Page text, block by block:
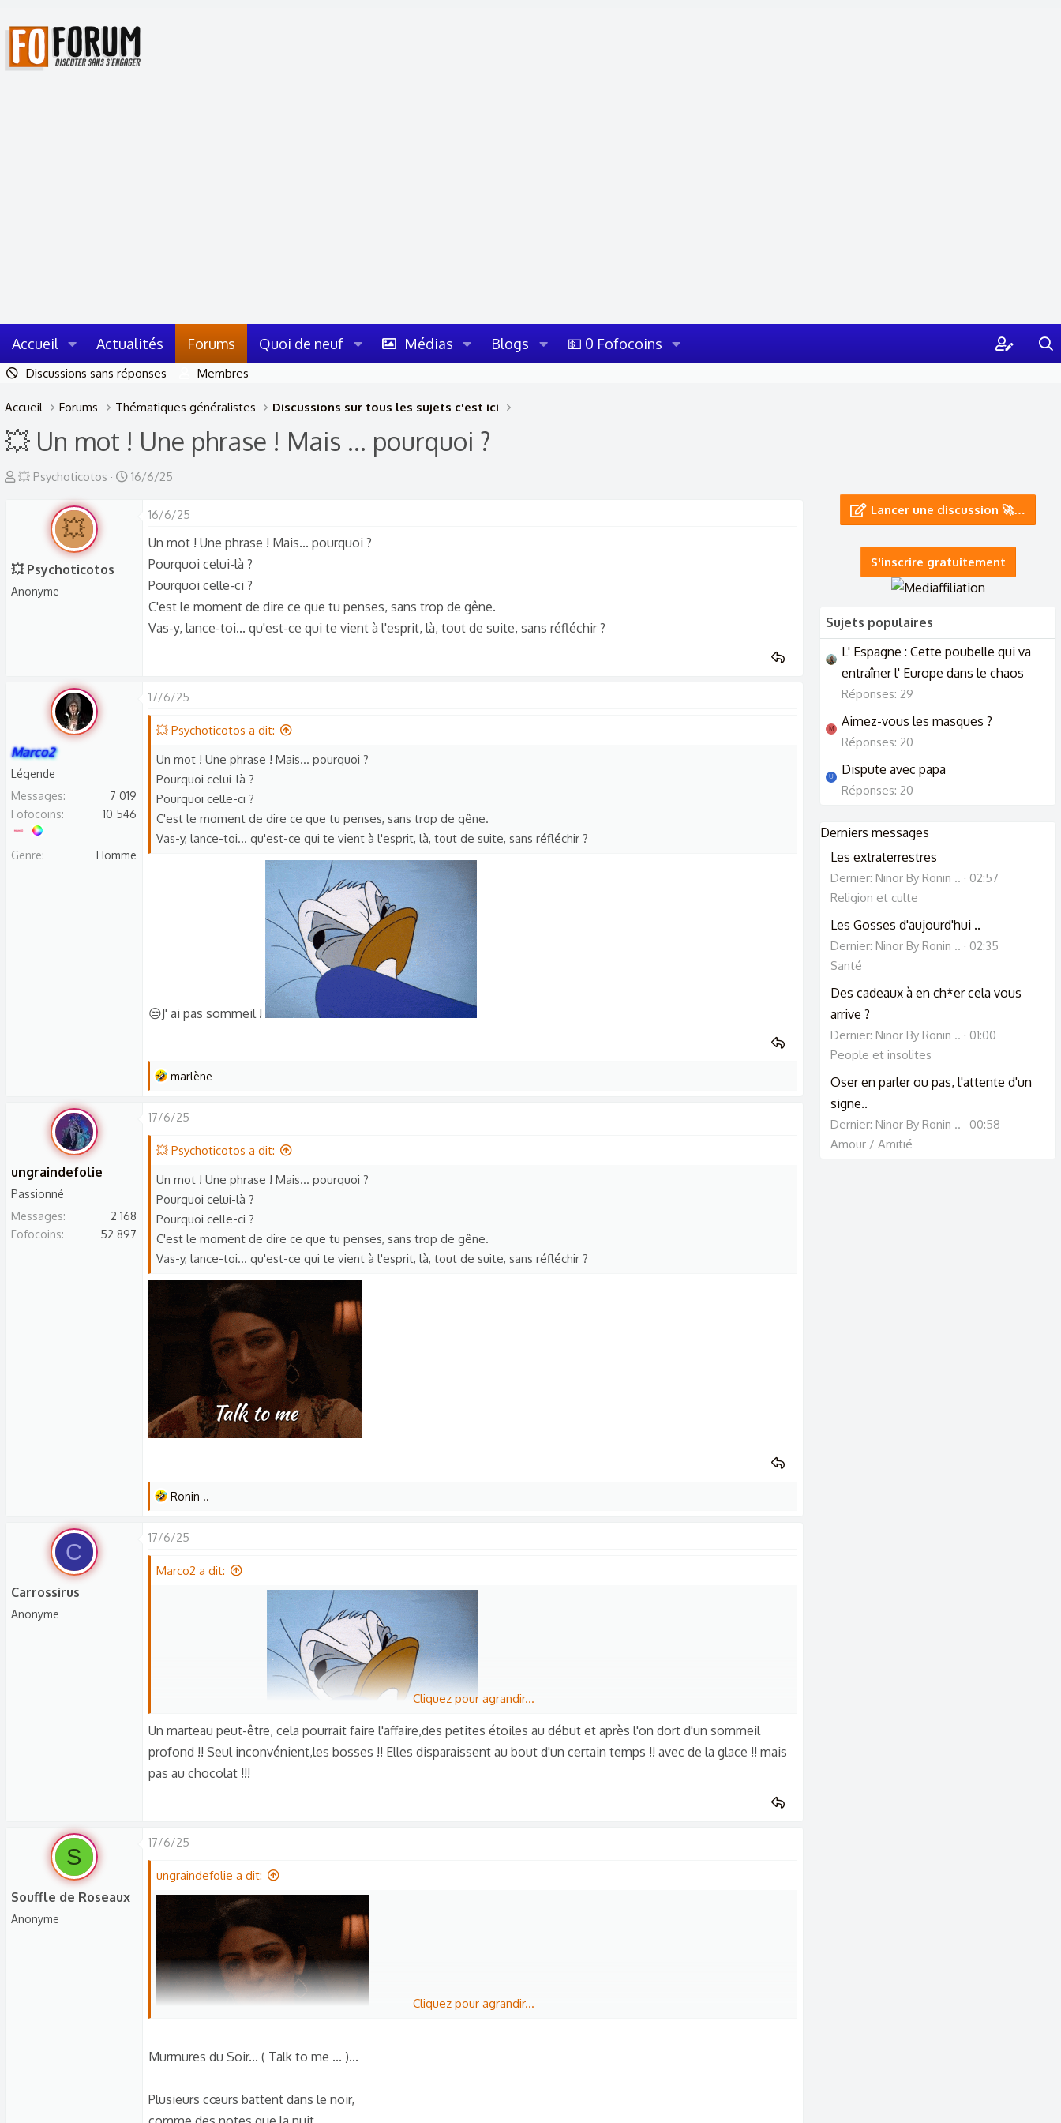
Accueil Actualités Forums Quoi de neuf Médias Blogs 💵 0 Fofocoins
Discussions sans réponses Membres
Accueil Forums Thématiques généralistes Discussions sur tous les sujets c'est ici
💥 Un mot ! Une phrase ! Mais ... pourquoi ?
A
r
d
u
s
s
i
o
n
💥 Psychoticotos
D
16/6/25
💥
💥 Psychoticotos
Anonyme
16/6/25
Un mot ! Une phrase ! Mais... pourquoi ?
Pourquoi celui-là ?
Pourquoi celle-ci ?
C'est le moment de dire ce que tu penses, sans trop de gêne.
Vas-y, lance-toi... qu'est-ce qui te vient à l'esprit, là, tout de suite, sans réfléchir ?
Marco2
Légende
Messages
7 019
Fofocoins
10 546
Genre Homme
17/6/25
💥 Psychoticotos a dit:
Un mot ! Une phrase ! Mais... pourquoi ?
Pourquoi celui-là ?
Pourquoi celle-ci ?
C'est le moment de dire ce que tu penses, sans trop de gêne.
Vas-y, lance-toi... qu'est-ce qui te vient à l'esprit, là, tout de suite, sans réfléchir ?
😒J' ai pas sommeil !
L
s
é
c
t
i
o
n
marlène
ungraindefolie
Passionné
Messages
2 168
Fofocoins
52 897
17/6/25
💥 Psychoticotos a dit:
Un mot ! Une phrase ! Mais... pourquoi ?
Pourquoi celui-là ?
Pourquoi celle-ci ?
C'est le moment de dire ce que tu penses, sans trop de gêne.
Vas-y, lance-toi... qu'est-ce qui te vient à l'esprit, là, tout de suite, sans réfléchir ?
L
s
é
Ronin ..
C
Carrossirus
Anonyme
17/6/25
Marco2 a dit:
😒J' ai pas sommeil !
Cliquez pour agrandir...
Un marteau peut-être, cela pourrait faire l'affaire,des petites étoiles au début et après l'on dort d'un sommeil
profond !! Seul inconvénient,les bosses !! Elles disparaissent au bout d'un certain temps !! avec de la glace !! mais
pas au chocolat !!!
S
Souffle de Roseaux
Anonyme
17/6/25
ungraindefolie a dit:
Cliquez pour agrandir...
Murmures du Soir... ( Talk to me ... )...
Plusieurs cœurs battent dans le noir,
Lancer une discussion 🚀…
S'inscrire gratuitement
Sujets populaires
L' Espagne : Cette poubelle qui va
entraîner l' Europe dans le chaos
Réponses: 29
M Aimez-vous les masques ?
Réponses: 20
U Dispute avec papa
Réponses: 20
Derniers messages
Les extraterrestres
Dernier: Ninor By Ronin ..
02:57
Religion et culte
Les Gosses d'aujourd'hui ..
Dernier: Ninor By Ronin ..
02:35
Santé
Des cadeaux à en ch*er cela vous
arrive ?
Dernier: Ninor By Ronin ..
01:00
People et insolites
Oser en parler ou pas, l'attente d'un
signe..
Dernier: Ninor By Ronin ..
00:58
Amour / Amitié